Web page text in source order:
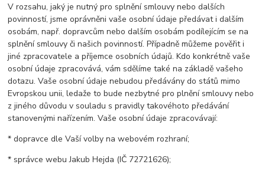
V rozsahu, jaký je nutný pro splnění smlouvy nebo dalších
povinností, jsme oprávněni vaše osobní údaje předávat i dalším
osobám, např. dopravcům nebo dalším osobám podílejícím se na
splnění smlouvy či našich povinností. Případně můžeme pověřit i
jiné zpracovatele a příjemce osobních údajů. Kdo konkrétně vaše
osobní údaje zpracovává, vám sdělíme také na základě vašeho
dotazu. Vaše osobní údaje nebudou předávány do států mimo
Evropskou unii, ledaže to bude nezbytné pro plnění smlouvy nebo
z jiného důvodu v souladu s pravidly takovéhoto předávání
stanovenými nařízením. Vaše osobní údaje zpracovávají:
* dopravce dle Vaší volby na webovém rozhraní;
* správce webu Jakub Hejda (IČ 72721626);